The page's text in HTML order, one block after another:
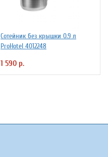
Сотейник без крышки 0.9 л
ProHotel 4012248
1 590 р.